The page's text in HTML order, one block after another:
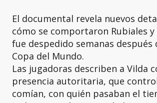
El documental revela nuevos
cómo se comportaron Rubiales y
fue despedido semanas después
Copa del Mundo.
Las jugadoras describen a Vilda
presencia autoritaria, que
comían, con quién pasaban el